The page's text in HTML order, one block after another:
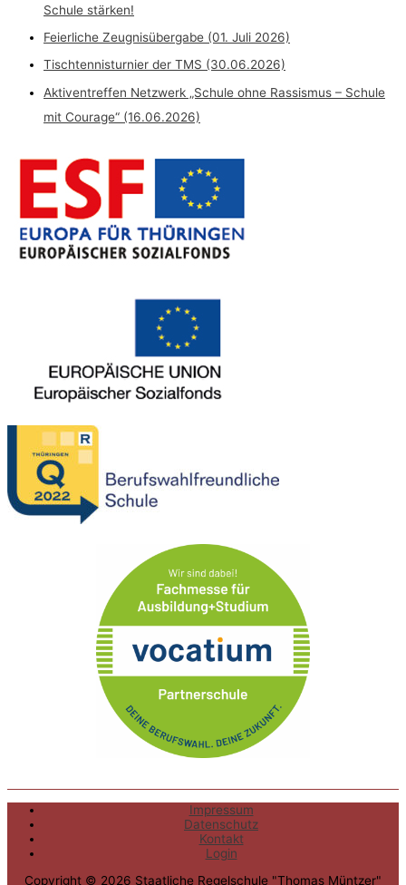
Schule stärken!
Feierliche Zeugnisübergabe (01. Juli 2026)
Tischtennisturnier der TMS (30.06.2026)
Aktiventreffen Netzwerk „Schule ohne Rassismus – Schule
mit Courage“ (16.06.2026)
Impressum
Datenschutz
Kontakt
Login
Copyright © 2026 Staatliche Regelschule "Thomas Müntzer"